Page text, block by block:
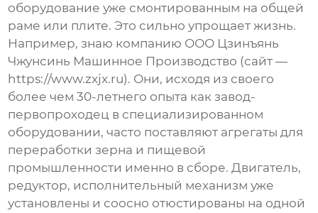
оборудование уже смонтированным на общей
раме или плите. Это сильно упрощает жизнь.
Например, знаю компанию ООО Цзинъянь
Чжунсинь Машинное Производство (сайт —
https://www.zxjx.ru). Они, исходя из своего
более чем 30-летнего опыта как завод-
первопроходец в специализированном
оборудовании, часто поставляют агрегаты для
переработки зерна и пищевой
промышленности именно в сборе. Двигатель,
редуктор, исполнительный механизм уже
установлены и соосно отюстированы на одной